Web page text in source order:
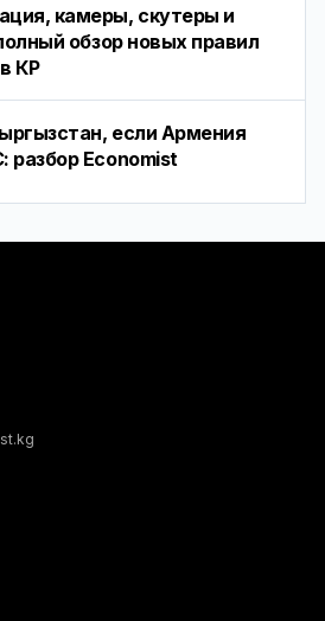
камеры, скутеры и
обзор новых правил
КР
если Армения
разбор Economist